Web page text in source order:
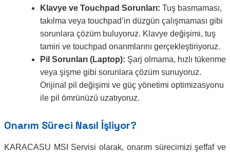
Klavye ve Touchpad Sorunları: Tuş basmaması,
takılma veya touchpad’in düzgün çalışmaması gibi
sorunlara çözüm buluyoruz. Klavye değişimi, tuş
tamiri ve touchpad onarımlarını gerçekleştiriyoruz.
Pil Sorunları (Laptop): Şarj olmama, hızlı tükenme
veya şişme gibi sorunlara çözüm sunuyoruz.
Orijinal pil değişimi ve güç yönetimi optimizasyonu
ile pil ömrünüzü uzatıyoruz.
Onarım Süreci Nasıl İşliyor?
KARACASU MSI Servisi olarak, onarım sürecimizi şeffaf ve